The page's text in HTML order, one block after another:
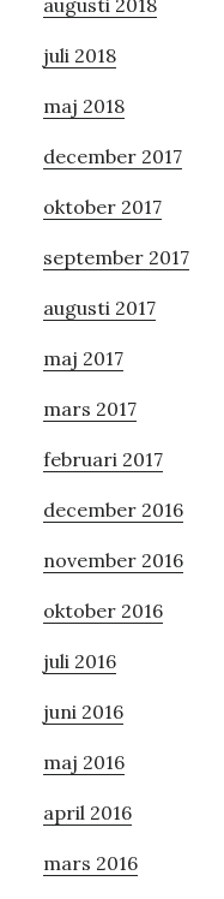
juli 2018
maj 2018
december 2017
oktober 2017
september 2017
augusti 2017
maj 2017
mars 2017
februari 2017
december 2016
november 2016
oktober 2016
juli 2016
juni 2016
maj 2016
april 2016
mars 2016